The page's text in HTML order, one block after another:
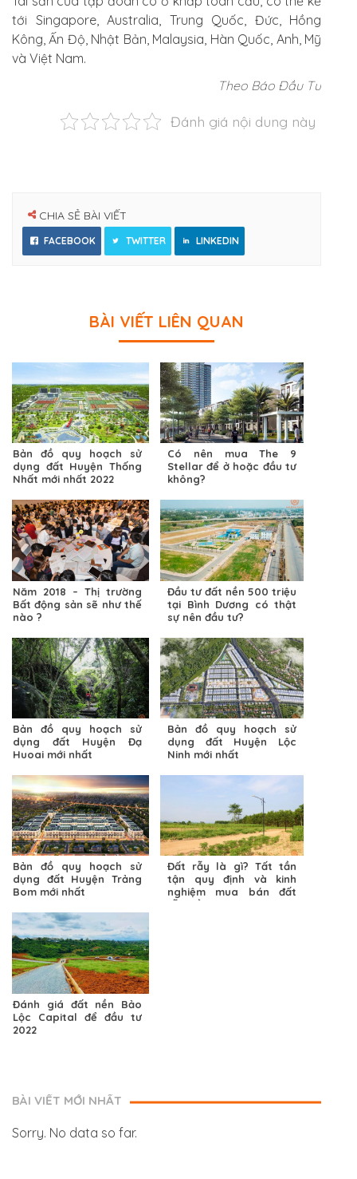
tới Singapore, Australia, Trung Quốc, Đức, Hồng
Kông, Ấn Độ, Nhật Bản, Malaysia, Hàn Quốc, Anh, Mỹ
và Việt Nam.
Theo Báo Đầu Tư
Đánh giá nội dung này
CHIA SẺ BÀI VIẾT
FACEBOOK TWITTER LINKEDIN
BÀI VIẾT LIÊN QUAN
Bản đồ quy hoạch sử
dụng đất Huyện Thống
Nhất mới nhất 2022
Có nên mua The 9
Stellar để ở hoặc đầu tư
không?
Năm 2018 – Thị trường
Bất động sản sẽ như thế
nào ?
Đầu tư đất nền 500 triệu
tại Bình Dương có thật
sự nên đầu tư?
Bản đồ quy hoạch sử
dụng đất Huyện Đạ
Huoai mới nhất
Bản đồ quy hoạch sử
dụng đất Huyện Lộc
Ninh mới nhất
Bản đồ quy hoạch sử
dụng đất Huyện Trảng
Bom mới nhất
Đất rẫy là gì? Tất tần
tận quy định và kinh
nghiệm mua bán đất
rẫy Đồng Nai
Đánh giá đất nền Bảo
Lộc Capital để đầu tư
2022
BÀI VIẾT MỚI NHẤT
Sorry. No data so far.